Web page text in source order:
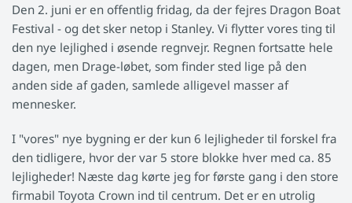
Den 2. juni er en offentlig fridag, da der fejres Dragon Boat
Festival - og det sker netop i Stanley. Vi flytter vores ting til
den nye lejlighed i øsende regnvejr. Regnen fortsatte hele
dagen, men Drage-løbet, som finder sted lige på den
anden side af gaden, samlede alligevel masser af
mennesker.
I "vores" nye bygning er der kun 6 lejligheder til forskel fra
den tidligere, hvor der var 5 store blokke hver med ca. 85
lejligheder! Næste dag kørte jeg for første gang i den store
firmabil Toyota Crown ind til centrum. Det er en utrolig